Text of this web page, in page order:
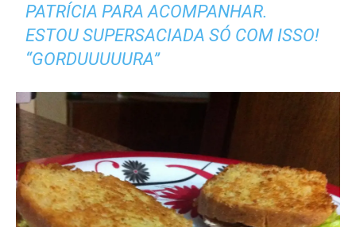
PATRÍCIA PARA ACOMPANHAR.
ESTOU SUPERSACIADA SÓ COM ISSO!
“GORDUUUUURA”